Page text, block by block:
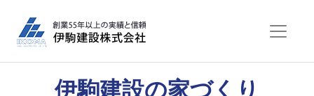
伊駒建設の家づくり